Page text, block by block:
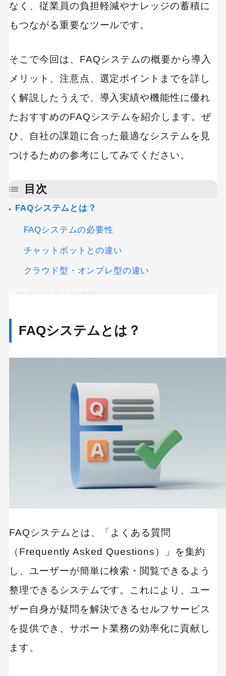
なく、従業員の負担軽減やナレッジの蓄積に
もつながる重要なツールです。
そこで今回は、FAQシステムの概要から導入
メリット、注意点、選定ポイントまでを詳し
く解説したうえで、導入実績や機能性に優れ
たおすすめのFAQシステムを紹介します。ぜ
ひ、自社の課題に合った最適なシステムを見
つけるための参考にしてみてください。
目次
FAQシステムとは？
FAQシステムの必要性
チャットボットとの違い
クラウド型・オンプレ型の違い
FAQシステムの種類
テム
FAQシステムを導入することのメリット
問い合わせ件数を削減し、コストを削減する
顧客満足度の向上に貢献する
従業員の負担軽減と業務効率化
ナレッジの蓄積と活用が可能になる
意点
一般的な質問にしか対応できない
初期構築やコンテンツの準備に時間がかかる
継続的な更新・メンテナンスが必要になる
FAQシステムとは？
FAQシステムとは、「よくある質問
（Frequently Asked Questions）」を集約
し、ユーザーが簡単に検索・閲覧できるよう
整理できるシステムです。これにより、ユー
ザー自身が疑問を解決できるセルフサービス
を提供でき、サポート業務の効率化に貢献し
ます。